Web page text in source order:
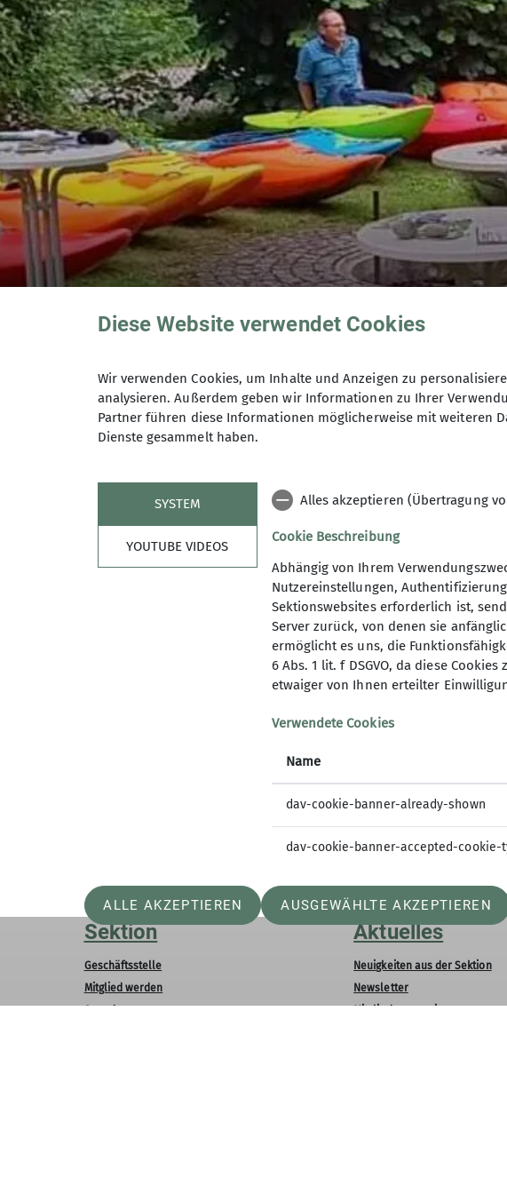
Wildwasser Testival
Paddeln. Testen. Feiern.
Am Samstag, 11.07.2026 ab 12.00 Uhr ist es wieder
chillen und vieles mehr. Es erwartet euch ein buntes
Kommt vorbei, wir freuen uns auf euch. Alle Infos findet
Sektion
Geschäftsstelle
Mitglied werden
Aktuelles
Neuigkeiten aus der Sektion
Newsletter
Diese Website verwendet Cookies
Wir verwenden Cookies, um Inhalte und Anzeigen zu
analysieren. Außerdem geben wir Informationen zu Ihrer
Partner führen diese Informationen möglicherweise mit weiteren
Dienste gesammelt haben.
SYSTEM
YOUTUBE VIDEOS
Alles akzeptieren (Übertragung
Cookie Beschreibung
Abhängig von Ihrem
Nutzereinstellungen,
Sektionswebsites erforderlich ist,
Server zurück, von denen sie
ermöglicht es uns, die
6 Abs. 1 lit. f DSGVO, da diese
etwaiger von Ihnen erteilter
Verwendete Cookies
Name
dav-cookie-banner-already-shown
dav-cookie-banner-accepted-cookie-
ALLE AKZEPTIEREN AUSGEWÄHLTE AKZEPTIEREN